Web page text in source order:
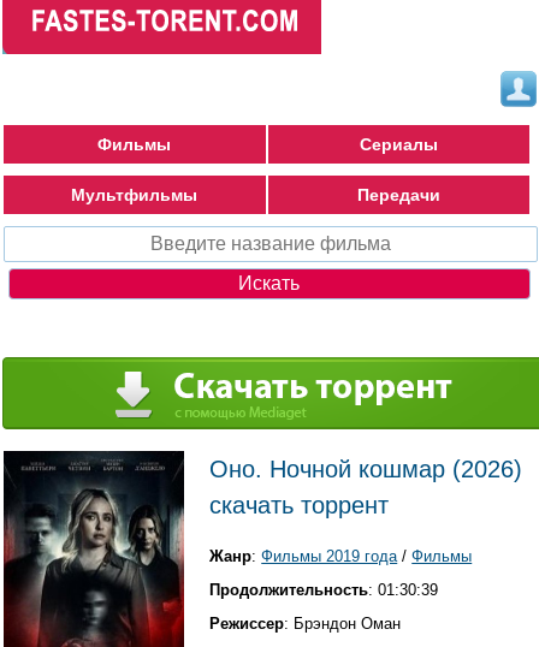
Фильмы Сериалы
Мультфильмы Передачи
Оно. Ночной кошмар (2026)
скачать торрент
Жанр:Фильмы 2019 года/Фильмы
Продолжительность: 01:30:39
Режиссер: Брэндон Оман